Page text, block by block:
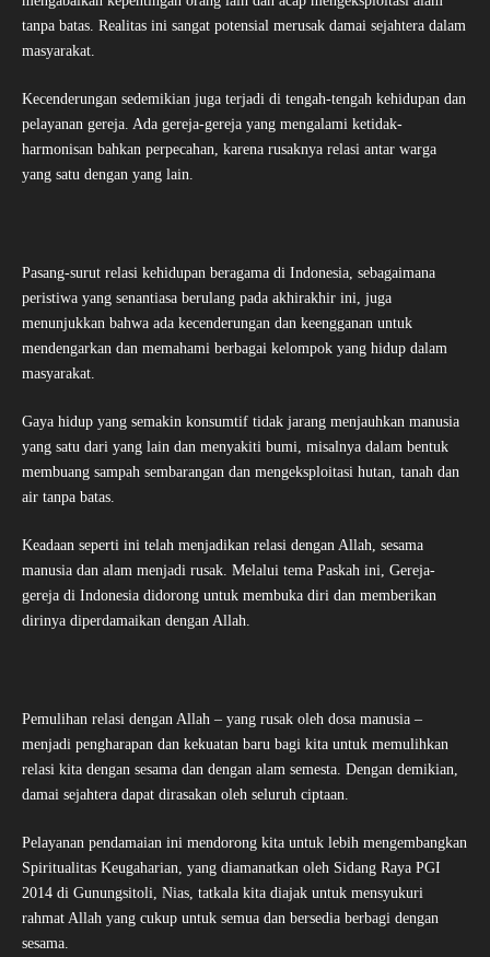
tanpa batas. Realitas ini sangat potensial merusak damai sejahtera dalam
masyarakat.
Kecenderungan sedemikian juga terjadi di tengah-tengah kehidupan dan
pelayanan gereja. Ada gereja-gereja yang mengalami ketidak-
harmonisan bahkan perpecahan, karena rusaknya relasi antar warga
yang satu dengan yang lain.
Pasang-surut relasi kehidupan beragama di Indonesia, sebagaimana
peristiwa yang senantiasa berulang pada akhirakhir ini, juga
menunjukkan bahwa ada kecenderungan dan keengganan untuk
mendengarkan dan memahami berbagai kelompok yang hidup dalam
masyarakat.
Gaya hidup yang semakin konsumtif tidak jarang menjauhkan manusia
yang satu dari yang lain dan menyakiti bumi, misalnya dalam bentuk
membuang sampah sembarangan dan mengeksploitasi hutan, tanah dan
air tanpa batas.
Keadaan seperti ini telah menjadikan relasi dengan Allah, sesama
manusia dan alam menjadi rusak. Melalui tema Paskah ini, Gereja-
gereja di Indonesia didorong untuk membuka diri dan memberikan
dirinya diperdamaikan dengan Allah.
Pemulihan relasi dengan Allah – yang rusak oleh dosa manusia –
menjadi pengharapan dan kekuatan baru bagi kita untuk memulihkan
relasi kita dengan sesama dan dengan alam semesta. Dengan demikian,
damai sejahtera dapat dirasakan oleh seluruh ciptaan.
Pelayanan pendamaian ini mendorong kita untuk lebih mengembangkan
Spiritualitas Keugaharian, yang diamanatkan oleh Sidang Raya PGI
2014 di Gunungsitoli, Nias, tatkala kita diajak untuk mensyukuri
rahmat Allah yang cukup untuk semua dan bersedia berbagi dengan
sesama.